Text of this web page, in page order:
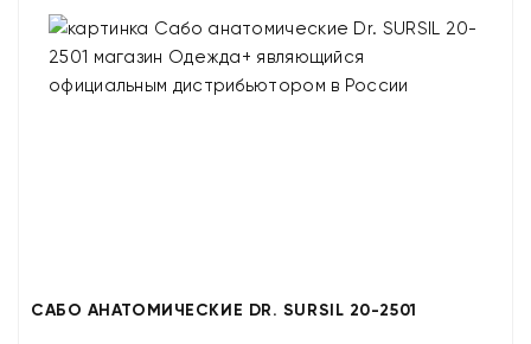
САБО АНАТОМИЧЕСКИЕ DR. SURSIL 20-2501